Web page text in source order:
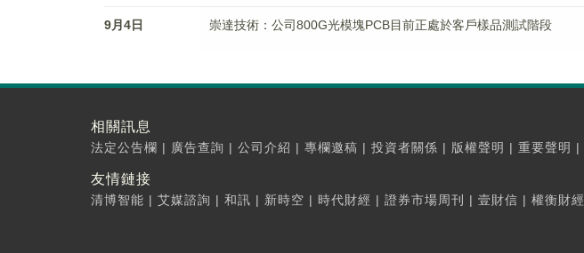
9月4日 崇達技術：公司800G光模塊PCB目前正處於客戶樣品測試階段
相關訊息
法定公告欄 | 廣告查詢 | 公司介紹 | 專欄邀稿 | 投資者關係 | 版權聲明 | 重要聲明 |
友情鏈接
清博智能 | 艾媒諮詢 | 和訊 | 新時空 | 時代財經 | 證券市場周刊 | 壹財信 | 權衡財經